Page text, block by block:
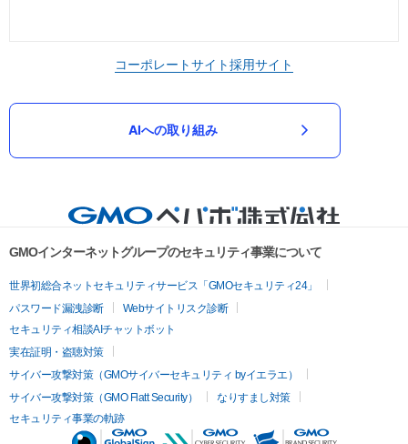
コーポレートサイト採用サイト
AIへの取り組み
GMOインターネットグループのセキュリティ事業について
世界初総合ネットセキュリティサービス「GMOセキュリティ24」
パスワード漏洩診断
Webサイトリスク診断
セキュリティ相談AIチャットボット
実在証明・盗聴対策
サイバー攻撃対策（GMOサイバーセキュリティ byイエラエ）
サイバー攻撃対策（GMO Flatt Security）
なりすまし対策
セキュリティ事業の軌跡